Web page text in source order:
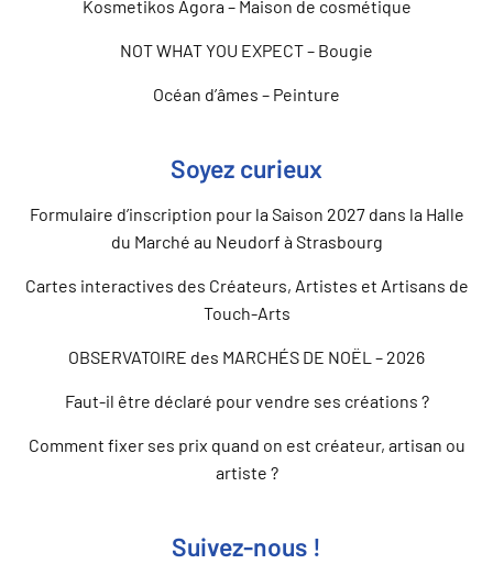
Kosmetikos Agora – Maison de cosmétique
NOT WHAT YOU EXPECT – Bougie
Océan d’âmes – Peinture
Soyez curieux
Formulaire d’inscription pour la Saison 2027 dans la Halle
du Marché au Neudorf à Strasbourg
Cartes interactives des Créateurs, Artistes et Artisans de
Touch-Arts
OBSERVATOIRE des MARCHÉS DE NOËL – 2026
Faut-il être déclaré pour vendre ses créations ?
Comment fixer ses prix quand on est créateur, artisan ou
artiste ?
Suivez-nous !